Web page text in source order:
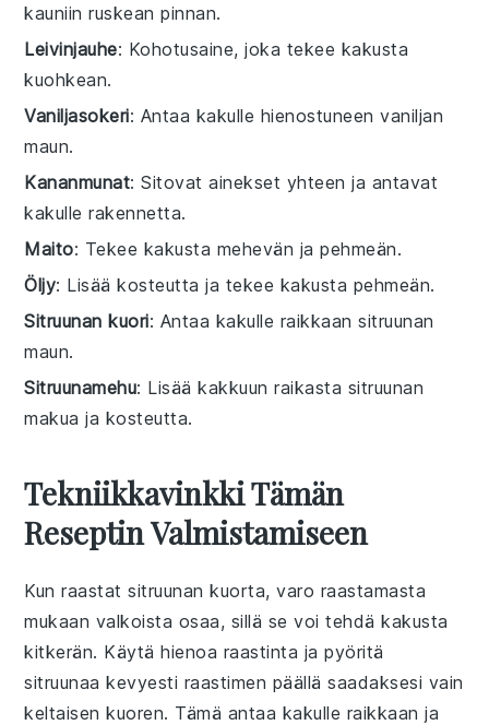
kauniin ruskean pinnan.
Leivinjauhe: Kohotusaine, joka tekee kakusta
kuohkean.
Vaniljasokeri: Antaa kakulle hienostuneen vaniljan
maun.
Kananmunat: Sitovat ainekset yhteen ja antavat
kakulle rakennetta.
Maito: Tekee kakusta mehevän ja pehmeän.
Öljy: Lisää kosteutta ja tekee kakusta pehmeän.
Sitruunan kuori: Antaa kakulle raikkaan sitruunan
maun.
Sitruunamehu: Lisää kakkuun raikasta sitruunan
makua ja kosteutta.
Tekniikkavinkki Tämän
Reseptin Valmistamiseen
Kun raastatsitruunan kuorta, varo raastamasta
mukaan valkoista osaa, sillä se voi tehdä kakusta
kitkerän. Käytä hienoa raastinta ja pyöritä
sitruunaa kevyesti raastimen päällä saadaksesi vain
keltaisen kuoren. Tämä antaa kakulle raikkaan ja